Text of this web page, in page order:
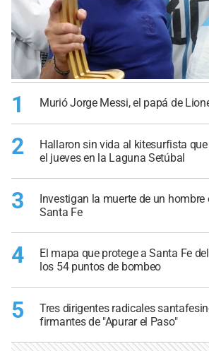
1 Murió Jorge Messi, el papá de
2
Hallaron sin vida al kitesurfista
el jueves en la Laguna Setúbal
3
Investigan la muerte de un hombre
Santa Fe
4
El mapa que protege a Santa Fe
los 54 puntos de bombeo
5
Tres dirigentes radicales
firmantes de "Apurar el Paso"